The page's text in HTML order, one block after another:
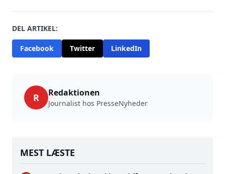
DEL ARTIKEL:
Facebook Twitter LinkedIn
R Redaktionen
Journalist hos PresseNyheder
MEST LÆSTE